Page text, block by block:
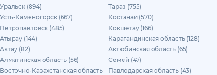
Уральск (894)
Тараз (755)
Усть-Каменогорск (667)
Костанай (570)
Петропавловск (485)
Кокшетау (166)
Атырау (144)
Карагандинская область (128)
Актау (82)
Актюбинская область (65)
Алматинская область (56)
Семей (47)
Восточно-Казахстанская область
Павлодарская область (43)